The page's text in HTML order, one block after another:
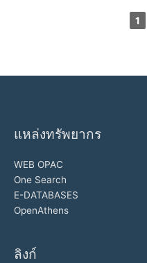
1
แหล่งทรัพยากร
WEB OPAC
One Search
E-DATABASES
OpenAthens
ลิงก์